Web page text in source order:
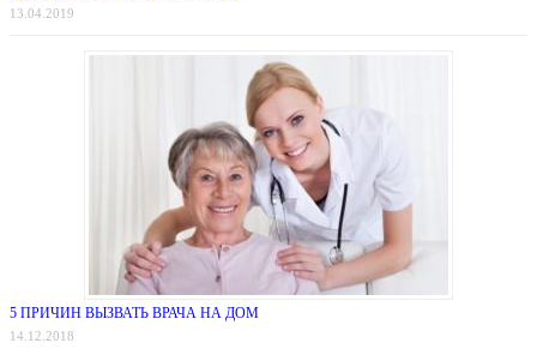
13.04.2019
5 ПРИЧИН ВЫЗВАТЬ ВРАЧА НА ДОМ
14.12.2018